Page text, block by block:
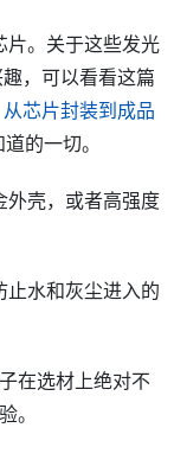
片。关于这些发光
，可以看看这篇
芯片封装到成品
的一切。
外壳，或者高强度
止水和灰尘进入的
在选材上绝对不
。